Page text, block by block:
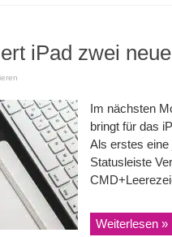
iPad zwei
Im nächsten
bringt für das
Als erstes eine
Statusleiste
Weiterlesen »